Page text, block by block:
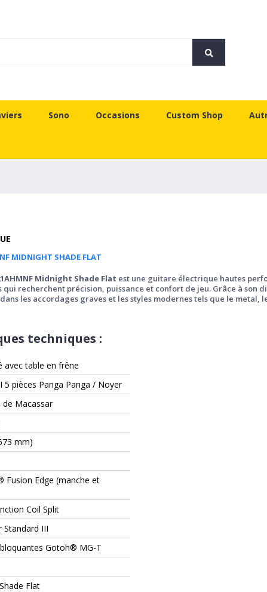
Sono Occasions Custom Shop
MIDNIGHT SHADE FLAT
Midnight Shade Flat est une guitare électrique hautes
recherchent précision, puissance et confort de jeu. Grâce à son
les accordages graves et les styles modernes tels que le metal,
techniques :
avec table en frêne
5 pièces Panga Panga / Noyer
de Macassar
mm)
Fusion Edge (manche et
Coil Split
Standard III
Gotoh® MG-T
Flat